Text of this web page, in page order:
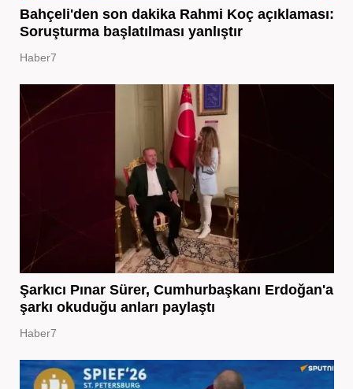
Bahçeli'den son dakika Rahmi Koç açıklaması:
Soruşturma başlatılması yanlıştır
Haber7
Şarkıcı Pınar Sürer, Cumhurbaşkanı Erdoğan'a
şarkı okuduğu anları paylaştı
Haber7